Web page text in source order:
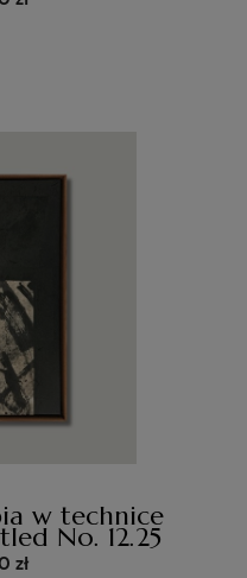
w technice
No. 12.25
zł